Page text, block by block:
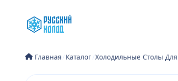
содержимому
Главная/Каталог/Холодильные Столы